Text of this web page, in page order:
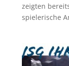
zeigten
spielerische